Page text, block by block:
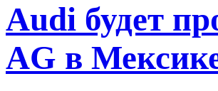
Audi будет
AG в